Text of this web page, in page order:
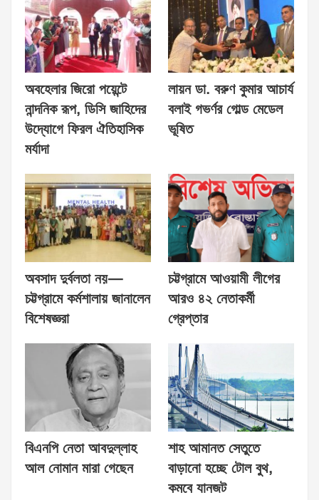
অবহেলার জিরো পয়েন্টে
নান্দনিক রূপ, ডিসি জাহিদের
উদ্যোগে ফিরল ঐতিহাসিক
মর্যাদা
লায়ন ডা. বরুণ কুমার আচার্য
বলাই গভর্ণর গোল্ড মেডেল
ভূষিত
অবসাদ দুর্বলতা নয়—
চট্টগ্রামে কর্মশালায় জানালেন
বিশেষজ্ঞরা
চট্টগ্রামে আওয়ামী লীগের
আরও ৪২ নেতাকর্মী
গ্রেপ্তার
বিএনপি নেতা আবদুল্লাহ
আল নোমান মারা গেছেন
শাহ আমানত সেতুতে
বাড়ানো হচ্ছে টোল বুথ,
কমবে যানজট